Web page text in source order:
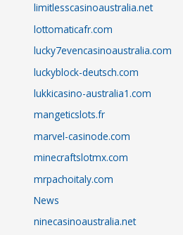
limitlesscasinoaustralia.net
lottomaticafr.com
lucky7evencasinoaustralia.com
luckyblock-deutsch.com
lukkicasino-australia1.com
mangeticslots.fr
marvel-casinode.com
minecraftslotmx.com
mrpachoitaly.com
News
ninecasinoaustralia.net